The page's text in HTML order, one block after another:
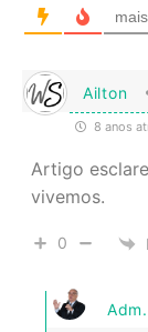
Ailton
8 anos
Artigo
vivemos.
0